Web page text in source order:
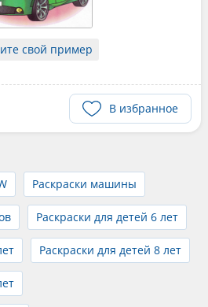
свой пример
В избранное
Раскраски машины
Раскраски для детей 6 лет
Раскраски для детей 8 лет